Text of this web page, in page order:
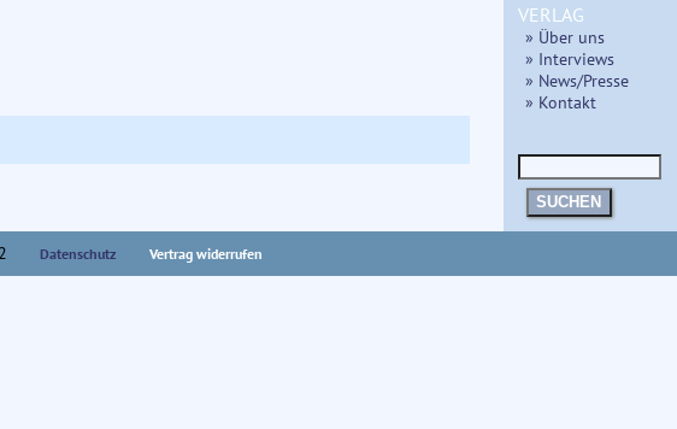
VERLAG
» Über uns
» Interviews
» News/Presse
» Kontakt
SUCHEN
Datenschutz Vertrag widerrufen